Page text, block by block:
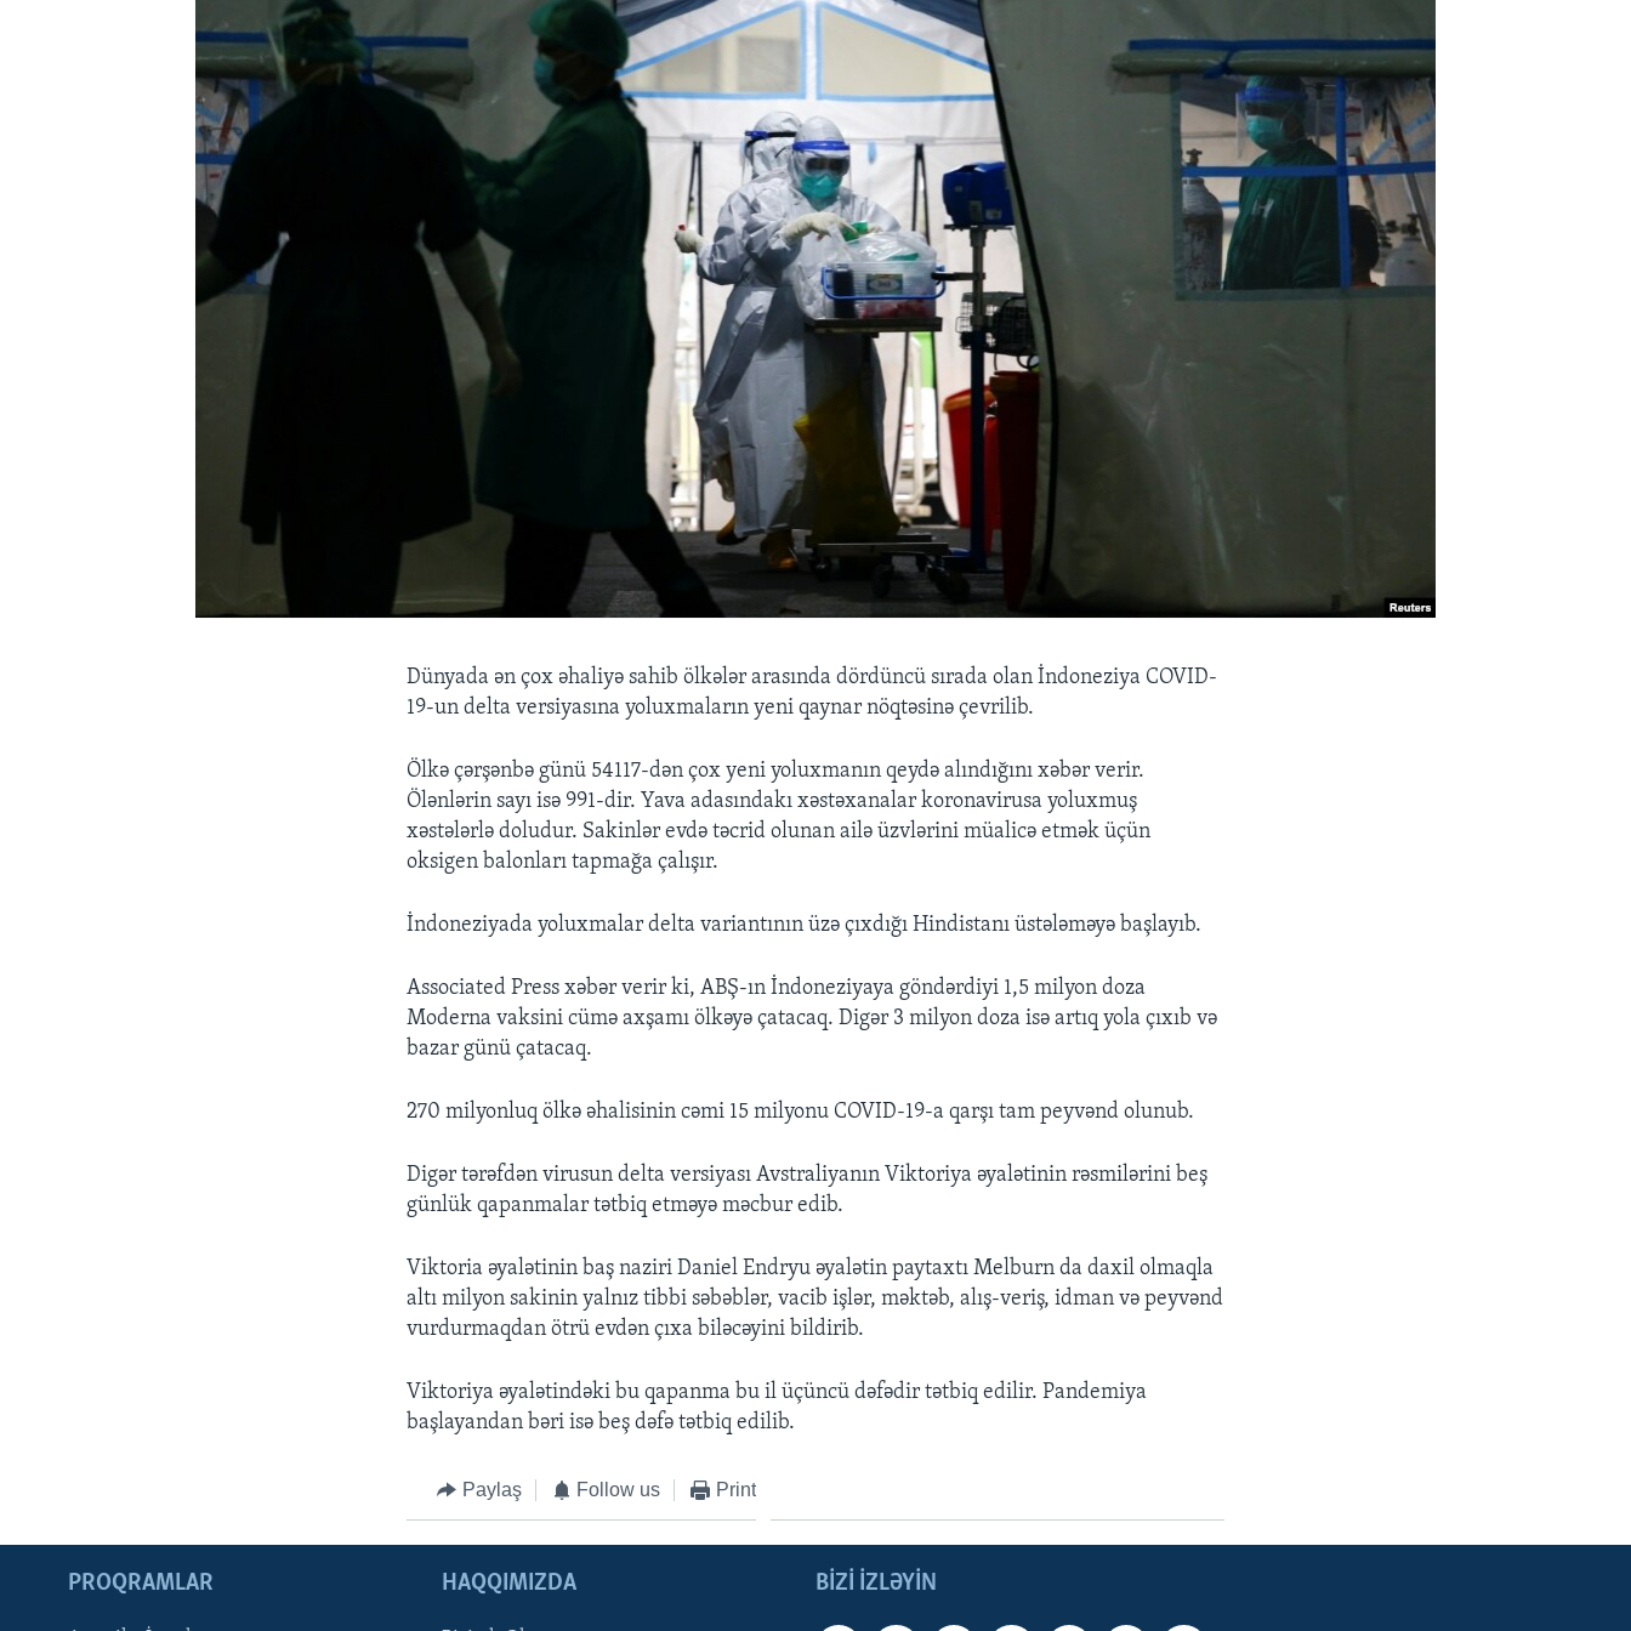
Dünyada ən çox əhaliyə sahib ölkələr arasında dördüncü sırada olan İndoneziya COVID-
19-un delta versiyasına yoluxmaların yeni qaynar nöqtəsinə çevrilib.
Ölkə çərşənbə günü 54117-dən çox yeni yoluxmanın qeydə alındığını xəbər verir.
Ölənlərin sayı isə 991-dir. Yava adasındakı xəstəxanalar koronavirusa yoluxmuş
xəstələrlə doludur. Sakinlər evdə təcrid olunan ailə üzvlərini müalicə etmək üçün
oksigen balonları tapmağa çalışır.
İndoneziyada yoluxmalar delta variantının üzə çıxdığı Hindistanı üstələməyə başlayıb.
Associated Press xəbər verir ki, ABŞ-ın İndoneziyaya göndərdiyi 1,5 milyon doza
Moderna vaksini cümə axşamı ölkəyə çatacaq. Digər 3 milyon doza isə artıq yola çıxıb və
bazar günü çatacaq.
270 milyonluq ölkə əhalisinin cəmi 15 milyonu COVID-19-a qarşı tam peyvənd olunub.
Digər tərəfdən virusun delta versiyası Avstraliyanın Viktoriya əyalətinin rəsmilərini beş
günlük qapanmalar tətbiq etməyə məcbur edib.
Viktoria əyalətinin baş naziri Daniel Endryu əyalətin paytaxtı Melburn da daxil olmaqla
altı milyon sakinin yalnız tibbi səbəblər, vacib işlər, məktəb, alış-veriş, idman və peyvənd
vurdurmaqdan ötrü evdən çıxa biləcəyini bildirib.
Viktoriya əyalətindəki bu qapanma bu il üçüncü dəfədir tətbiq edilir. Pandemiya
başlayandan bəri isə beş dəfə tətbiq edilib.
Paylaş Follow us Print
BIZI IZLƏYIN
PROQRAMLAR HAQQIMIZDA